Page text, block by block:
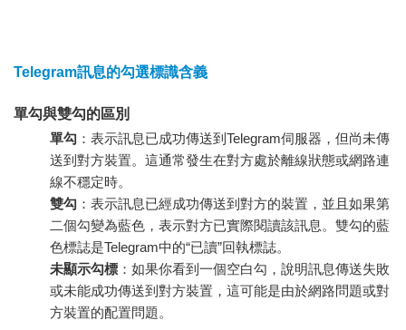
Telegram訊息的勾選標識含義
單勾與雙勾的區別
單勾 ：表示訊息已成功傳送到Telegram伺服器，但尚未傳
送到對方裝置。這通常發生在對方處於離線狀態或網路連
線不穩定時。
雙勾 ：表示訊息已經成功傳送到對方的裝置，並且如果第
二個勾變為藍色，表示對方已實際閱讀該訊息。雙勾的藍
色標誌是Telegram中的“已讀”回執標誌。
未顯示勾標 ：如果你看到一個空白勾，說明訊息傳送失敗
或未能成功傳送到對方裝置，這可能是由於網路問題或對
方裝置的配置問題。